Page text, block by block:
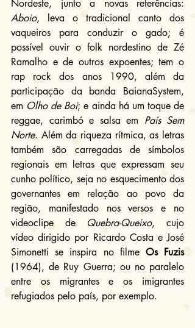
Aboio, leva o tradicional canto dos
vaqueiros para conduzir o gado; é
possível ouvir o folk nordestino de Zé
Ramalho e de outros expoentes; tem o
rap rock dos anos 1990, além da
participação da banda BaianaSystem,
em Olho de Boi; e ainda há um toque de
reggae, carimbó e salsa em País Sem
Norte. Além da riqueza rítmica, as letras
também são carregadas de símbolos
regionais em letras que expressam seu
cunho político, seja no esquecimento dos
governantes em relação ao povo da
região, manifestado nos versos e no
videoclipe de Quebra-Queixo, cujo
vídeo dirigido por Ricardo Costa e José
Simonetti se inspira no filme Os Fuzis
(1964), de Ruy Guerra; ou no paralelo
entre os migrantes e os imigrantes
refugiados pelo país, por exemplo.